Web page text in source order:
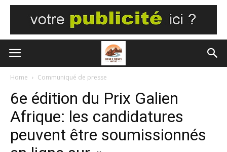
Home Communiqué de presse
6e édition du Prix Galien
Afrique: les candidatures
peuvent être soumissionnés